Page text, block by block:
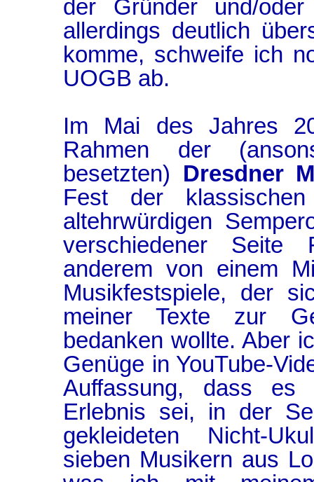
der Gründer und/
allerdings deutlich
komme, schweife ich
UOGB ab.
Im Mai des Jahres
Rahmen der
besetzten) Dresdner
Fest der
altehrwürdigen
verschiedener Seite
anderem von einem
Musikfestspiele, der
meiner Texte zur
bedanken wollte. Aber
Genüge in YouTube-
Auffassung, dass es
Erlebnis sei, in der
gekleideten Nicht-
sieben Musikern aus